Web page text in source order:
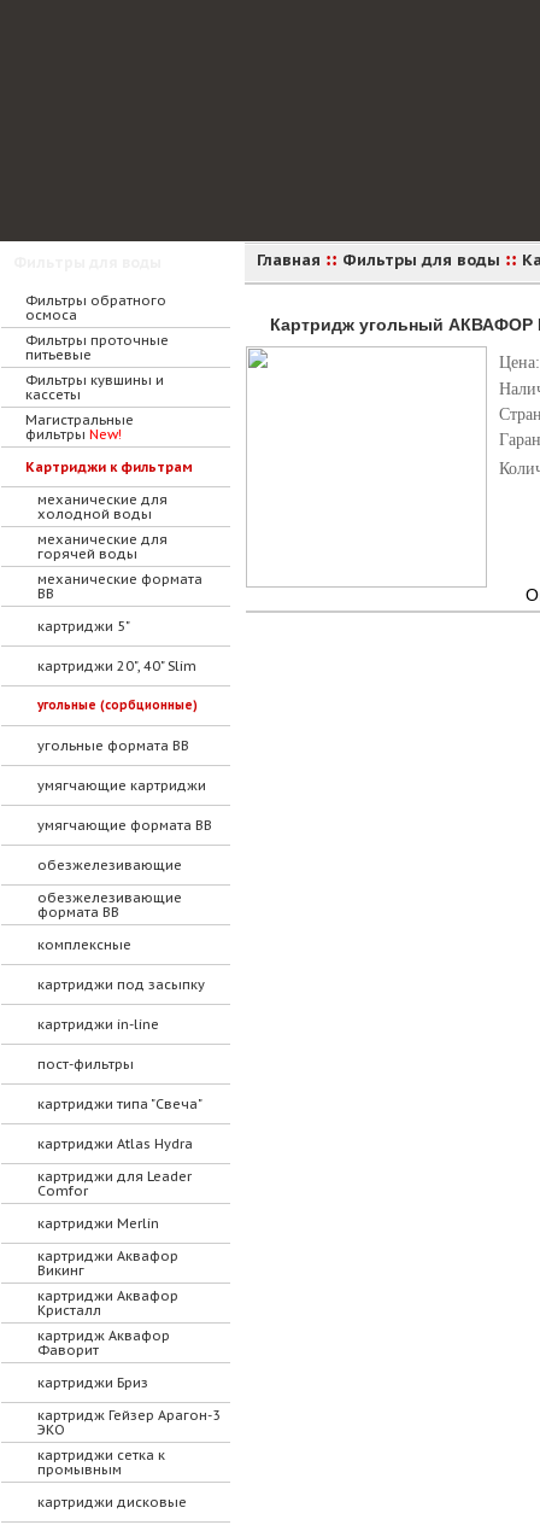
Фильтры обратного
осмоса
Фильтры проточные
питьевые
Фильтры кувшины и
кассеты
Магистральные
фильтры New!
Картриджи к фильтрам
механические для
холодной воды
механические для
горячей воды
механические формата
ВВ
картриджи 5"
картриджи 20", 40" Slim
угольные (сорбционные)
угольные формата ВВ
умягчающие картриджи
умягчающие формата ВВ
обезжелезивающие
обезжелезивающие
формата ВВ
комплексные
картриджи под засыпку
картриджи in-line
пост-фильтры
картриджи типа "Свеча"
картриджи Atlas Hydra
картриджи для Leader
Comfor
картриджи Merlin
картриджи Аквафор
Викинг
картриджи Аквафор
Кристалл
картридж Аквафор
Фаворит
картриджи Бриз
картридж Гейзер Арагон-3
ЭКО
картриджи сетка к
промывным
картриджи дисковые
Главная :: Фильтры для воды ::
Картридж угольный АКВАФОР
Цена: